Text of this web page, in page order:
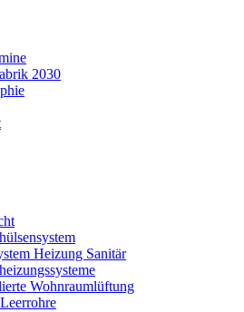
2030
Heizung Sanitär
Wohnraumlüftung